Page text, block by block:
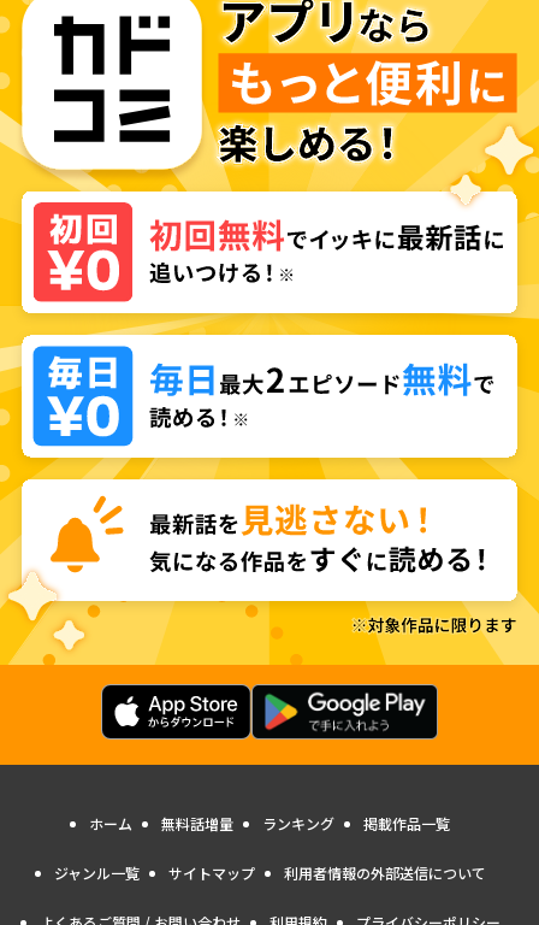
ホーム 無料話増量 ランキング 掲載作品一覧
ジャンル一覧 サイトマップ 利用者情報の外部送信について